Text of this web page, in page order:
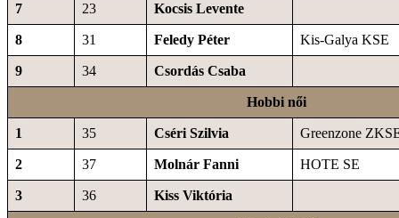
7 23 Kocsis Levente
8 31 Feledy Péter Kis-Galya KSE
9 34 Csordás Csaba
Hobbi női
1 35 Cséri Szilvia Greenzone
2 37 Molnár Fanni HOTE SE
3 36 Kiss Viktória